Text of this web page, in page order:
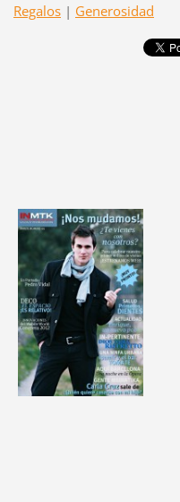
Regalos | Generosidad